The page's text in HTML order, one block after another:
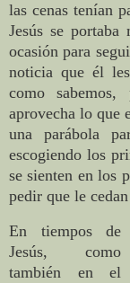
las cenas tenían
Jesús se portaba
ocasión para
noticia que él
como
aprovecha lo que
una parábola
escogiendo los
se sienten en los
pedir que le
En tiempos de
Jesús, como
también en el